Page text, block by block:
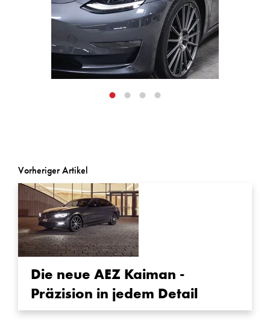
Vorheriger Artikel
Die neue AEZ Kaiman -
Präzision in jedem Detail